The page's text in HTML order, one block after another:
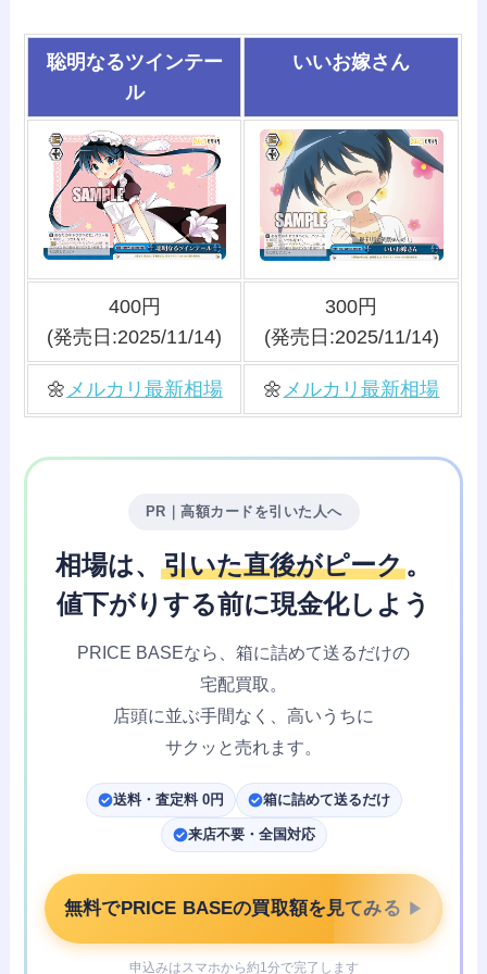
聡明なるツインテー
ル
いいお嫁さん
400円
(発売日:2025/11/14)
300円
(発売日:2025/11/14)
🌼 メルカリ最新相場 🌼 メルカリ最新相場
PR｜高額カードを引いた人へ
相場は、 引いた直後がピーク。
値下がりする前に現金化しよう
PRICE BASEなら、 箱に詰めて送るだけの
宅配買取。
店頭に並ぶ手間なく、 高いうちに
サクッと売れます。
送料・査定料 0円 箱に詰めて送るだけ
来店不要・全国対応
無料でPRICE BASEの買取額を見てみる ▶
申込みはスマホから約1分で完了します